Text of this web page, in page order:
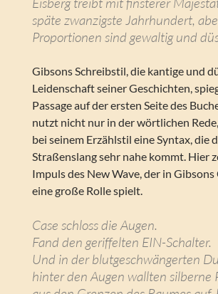
späte zwanzigste Jahrhundert,
Proportionen sind gewaltig und
Gibsons Schreibstil, die kantige und
Leidenschaft seiner Geschichten,
Passage auf der ersten Seite des
nutzt nicht nur in der wörtlichen
bei seinem Erzählstil eine Syntax, die
Straßenslang sehr nahe kommt. Hier
Impuls des New Wave, der in
eine große Rolle spielt.
Case schloss die Augen.
Fand den geriffelten EIN-Schalter.
Und in der blutgeschwängerten
hinter den Augen wallten silberne